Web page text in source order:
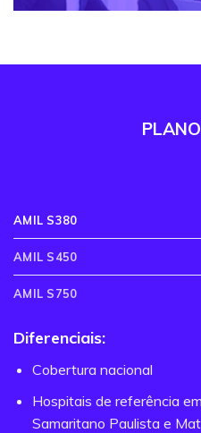
AMIL S380
AMIL S450
AMIL S750
Diferenciais:
Cobertura nacional
Hospitais de referência
Samaritano Paulista e